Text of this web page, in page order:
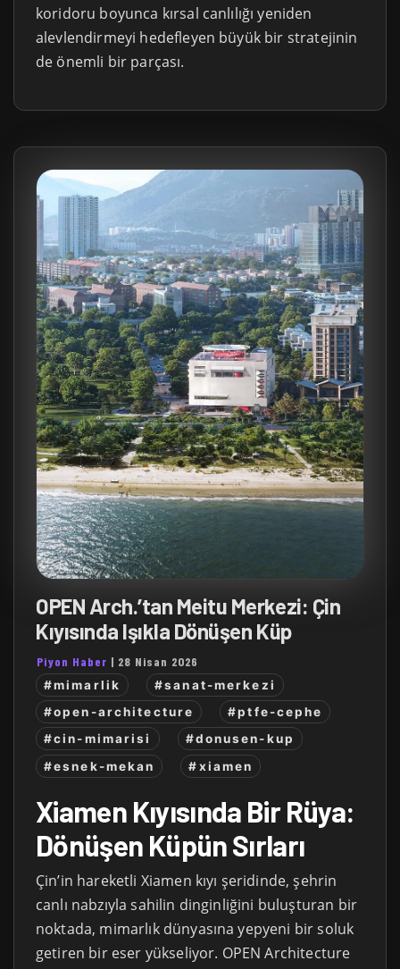
koridoru boyunca kırsal canlılığı yeniden
alevlendirmeyi hedefleyen büyük bir stratejinin
de önemli bir parçası.
OPEN Arch.’tan Meitu Merkezi: Çin
Kıyısında Işıkla Dönüşen Küp
Piyon Haber | 28 Nisan 2026
#mimarlik
#sanat-merkezi
#open-architecture
#ptfe-cephe
#cin-mimarisi
#donusen-kup
#esnek-mekan
#xiamen
Xiamen Kıyısında Bir Rüya:
Dönüşen Küpün Sırları
Çin’in hareketli Xiamen kıyı şeridinde, şehrin
canlı nabzıyla sahilin dinginliğini buluşturan bir
noktada, mimarlık dünyasına yepyeni bir soluk
getiren bir eser yükseliyor. OPEN Architecture